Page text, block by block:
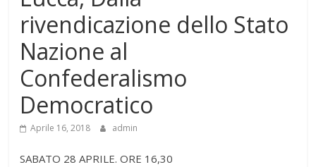
rivendicazione dello Stato
Nazione al
Confederalismo
Democratico
Aprile 16, 2018 admin
SABATO 28 APRILE. ORE 16,30